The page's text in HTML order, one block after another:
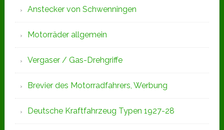
Anstecker von Schwenningen
Motorräder allgemein
Vergaser / Gas-Drehgriffe
Brevier des Motorradfahrers, Werbung
Deutsche Kraftfahrzeug Typen 1927-28